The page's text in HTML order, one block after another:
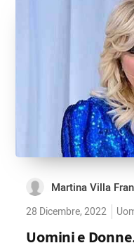
Martina Villa
28 Dicembre, 2022
Uomini e